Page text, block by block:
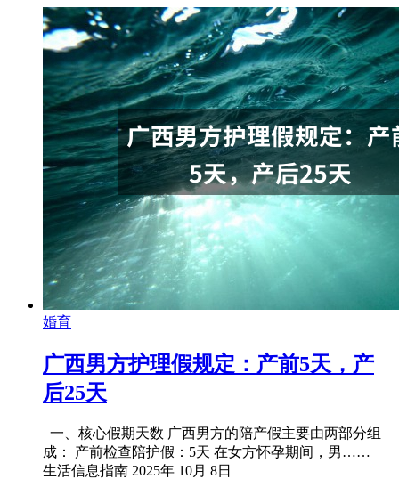
婚育
广西男方护理假规定：产前5天，产
后25天
一、核心假期天数 广西男方的陪产假主要由两部分组
成： 产前检查陪护假：5天 在女方怀孕期间，男……
生活信息指南 2025年 10月 8日